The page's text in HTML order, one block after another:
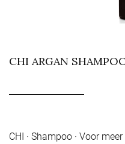
CHI ARGAN
CHI · Shampoo · Voor meer